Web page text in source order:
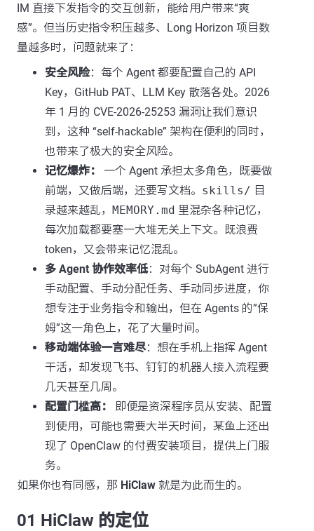
IM 直接下发指令的交互创新，能给用户带来“爽
感”。但当历史指令积压越多、Long Horizon 项目数
量越多时，问题就来了：
安全风险：每个 Agent 都要配置自己的 API
Key，GitHub PAT、LLM Key 散落各处。2026
年 1 月的 CVE-2026-25253 漏洞让我们意识
到，这种 “self-hackable” 架构在便利的同时，
也带来了极大的安全风险。
记忆爆炸：
一个 Agent 承担太多角色，既要做
前端，又做后端，还要写文档。 skills/ 目
录越来越乱， MEMORY.md 里混杂各种记忆，
每次加载都要塞一大堆无关上下文。既浪费
token，又会带来记忆混乱。
多 Agent 协作效率低：对每个 SubAgent 进行
手动配置、手动分配任务、手动同步进度，你
想专注于业务指令和输出，但在 Agents 的”保
姆”这一角色上，花了大量时间。
移动端体验一言难尽：想在手机上指挥 Agent
干活，却发现飞书、钉钉的机器人接入流程要
几天甚至几周。
配置门槛高：
即便是资深程序员从安装、配置
到使用，可能也需要大半天时间，某鱼上还出
现了 OpenClaw 的付费安装项目，提供上门服
务。
如果你也有同感，那 HiClaw 就是为此而生的。
01 HiClaw 的定位